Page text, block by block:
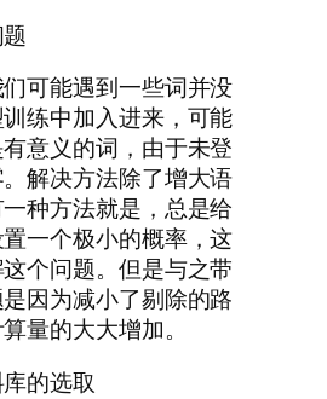
可能遇到一些词并没
练中加入进来，可能
意义的词，由于未登
解决方法除了增大语
种方法就是，总是给
一个极小的概率，这
个问题。但是与之带
因为减小了剔除的路
量的大大增加。
的选取